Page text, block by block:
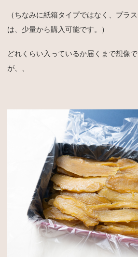
（ちなみに紙箱タイプではなく、プラ
は、少量から購入可能です。）
どれくらい入っているか届くまで想像
が、、